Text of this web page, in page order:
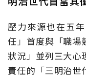
壓力來源也在五
任」首度與「職場
狀況」並列三大心
責任的「三明治世